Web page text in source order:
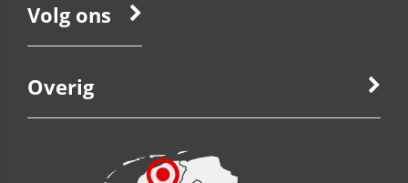
Volg ons
Overig